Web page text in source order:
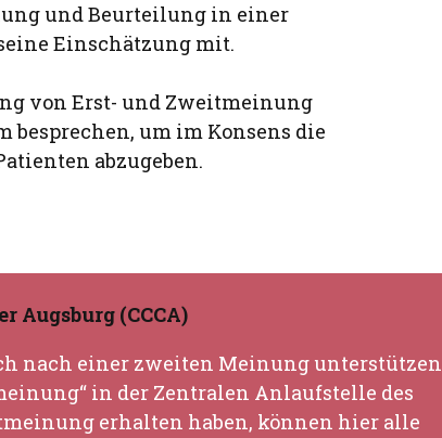
und Beurteilung in einer
Einschätzung mit.
von Erst- und Zweitmeinung
um im Konsens die
abzugeben.
Augsburg (CCCA)
nach einer zweiten Meinung unterstützen
in der Zentralen Anlaufstelle des
erhalten haben, können hier alle